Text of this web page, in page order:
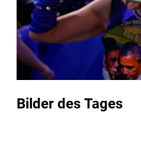
Bilder des Tages